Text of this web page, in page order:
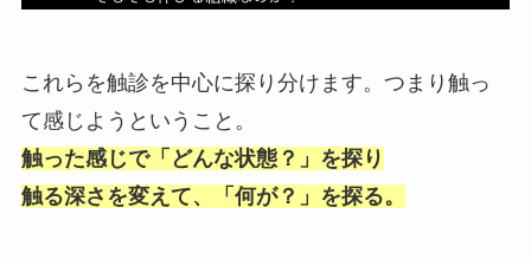
これらを触診を中心に探り分けます。つまり触っ
て感じようということ。
触った感じで「どんな状態？」を探り
触る深さを変えて、「何が？」を探る。